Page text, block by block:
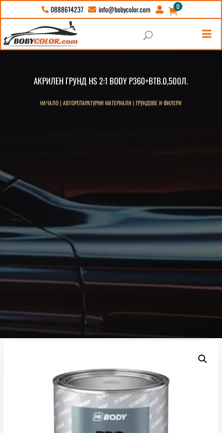
 0888614237  info@bobycolor.com  
0

U
АКРИЛЕН ГРУНД HS 2:1 BODY P360+ВТВ.0,500Л.
НАЧАЛО|АВТОРЕПАРАТУРНИ МАТЕРИАЛИ|ГРУНДОВЕ И ФИЛЕРИ